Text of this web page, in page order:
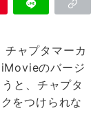
ャプタマーカ
のバージ
と、チャプタ
をつけられな